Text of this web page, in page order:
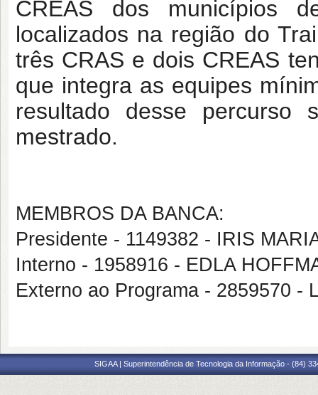
CREAS dos municípios
localizados na região do
três CRAS e dois CREAS
que integra as equipes
resultado desse percurso
mestrado.
MEMBROS DA BANCA:
Presidente - 1149382 - IRIS
Interno - 1958916 - EDLA
Externo ao Programa - 2859570 -
SIGAA | Superintendência de Tecnologia da Informação - (84)